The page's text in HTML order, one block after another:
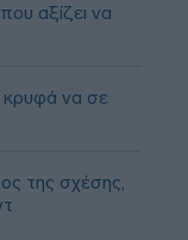
αξίζει να
κρυφά να σε
της σχέσης,